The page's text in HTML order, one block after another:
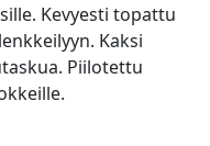
Kevyesti topattu
Kaksi
Piilotettu